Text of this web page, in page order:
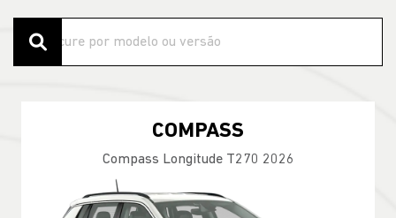
COMPASS
Compass Longitude T270 2026